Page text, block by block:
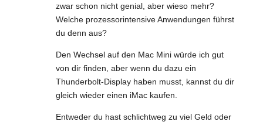
zwar schon nicht genial, aber wieso mehr?
Welche prozessorintensive Anwendungen führst
du denn aus?
Den Wechsel auf den Mac Mini würde ich gut
von dir finden, aber wenn du dazu ein
Thunderbolt-Display haben musst, kannst du dir
gleich wieder einen iMac kaufen.
Entweder du hast schlichtweg zu viel Geld oder